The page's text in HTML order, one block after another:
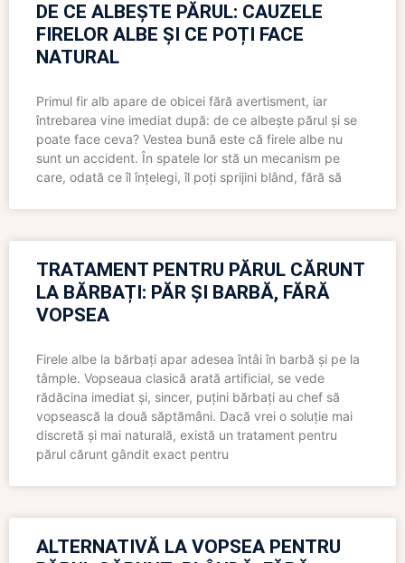
DE CE ALBEȘTE PĂRUL: CAUZELE
FIRELOR ALBE ȘI CE POȚI FACE
NATURAL
Primul fir alb apare de obicei fără avertisment, iar
întrebarea vine imediat după: de ce albește părul și se
poate face ceva? Vestea bună este că firele albe nu
sunt un accident. În spatele lor stă un mecanism pe
care, odată ce îl înțelegi, îl poți sprijini blând, fără să
TRATAMENT PENTRU PĂRUL CĂRUNT
LA BĂRBAȚI: PĂR ȘI BARBĂ, FĂRĂ
VOPSEA
Firele albe la bărbați apar adesea întâi în barbă și pe la
tâmple. Vopseaua clasică arată artificial, se vede
rădăcina imediat și, sincer, puțini bărbați au chef să
vopsească la două săptămâni. Dacă vrei o soluție mai
discretă și mai naturală, există un tratament pentru
părul cărunt gândit exact pentru
ALTERNATIVĂ LA VOPSEA PENTRU